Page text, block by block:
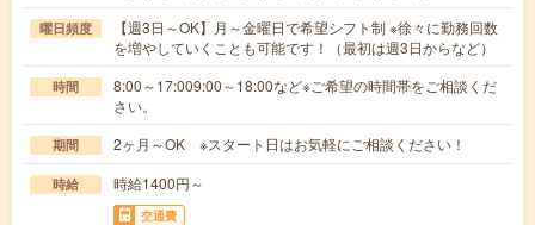
曜日頻度
【週3日～OK】月～金曜日で希望シフト制 ※徐々に勤務回数
を増やしていくことも可能です！（最初は週3日からなど）
時間
8:00～17:009:00～18:00など※ご希望の時間帯をご相談くだ
さい。
期間 2ヶ月～OK ※スタート日はお気軽にご相談ください！
時給 時給1400円～
交通費